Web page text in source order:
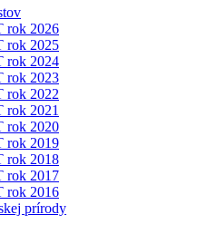
rok 2026
rok 2025
rok 2024
rok 2023
rok 2022
rok 2021
rok 2020
rok 2019
rok 2018
rok 2017
rok 2016
prírody